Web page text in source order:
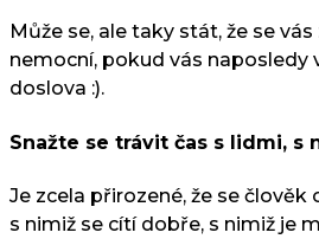
Může se, ale taky stát, že se
nemocní, pokud vás naposledy
doslova :).
Snažte se trávit čas s lidmi, s
Je zcela přirozené, že se
s nimiž se cítí dobře, s nimiž je